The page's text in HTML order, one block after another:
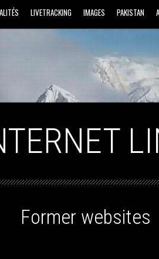
LIVETRACKING IMAGES PAKISTAN
Former websites